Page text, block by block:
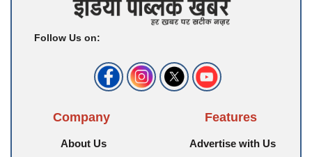
Follow Us on:
Company
About Us
Features
Advertise with Us